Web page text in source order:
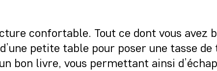
confortable. Tout ce dont vous avez
petite table pour poser une tasse
bon livre, vous permettant ainsi